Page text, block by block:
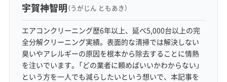
宇賀神智明（うがじん ともあき）
エアコンクリーニング歴6年以上、延べ5,000台以上の完
全分解クリーニング実績。表面的な清掃では解決しない
臭いやアレルギーの原因を根本から除去することに情熱
を注いでいます。「どの業者に頼めばいいかわからない」
という方を一人でも減らしたいという想いで、本記事を